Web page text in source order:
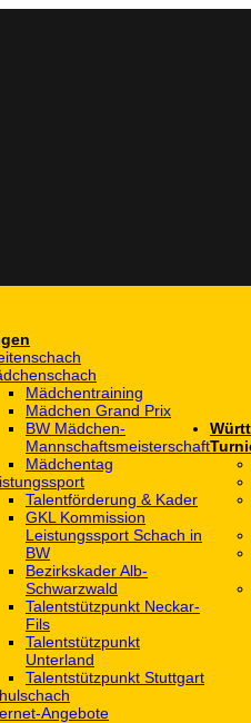
Mädchentraining
Mädchen Grand Prix
BW Mädchen-
Mannschaftsmeisterschaft
Mädchentag
Talentförderung & Kader
GKL Kommission
Leistungssport Schach in
BW
Bezirkskader Alb-
Schwarzwald
Talentstützpunkt Neckar-
Fils
Talentstützpunkt
Unterland
Talentstützpunkt Stuttgart
Angebote